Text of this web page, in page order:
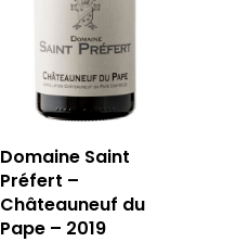
Domaine Saint
Préfert –
Châteauneuf du
Pape – 2019